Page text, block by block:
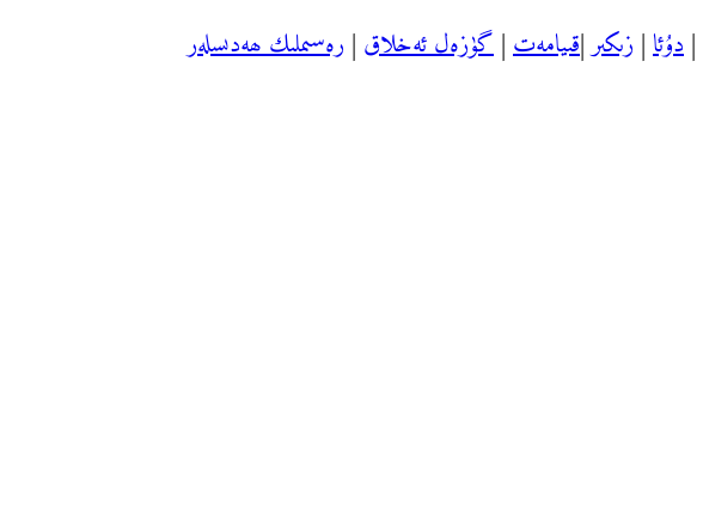
|دۇئا|زىكىر|قىيامەت|گۈزەل ئەخلاق|رەسىملىك ھەدىسلەر